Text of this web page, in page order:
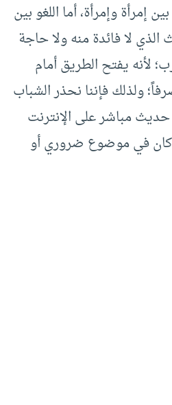
إمرأة وإمرأة، أما اللغو بين
لا فائدة منه ولا حاجة
لأنه يفتح الطريق أمام
ولذلك فإننا نحذر الشباب
مباشر على الإنترنت
كان في موضوع ضروري أو